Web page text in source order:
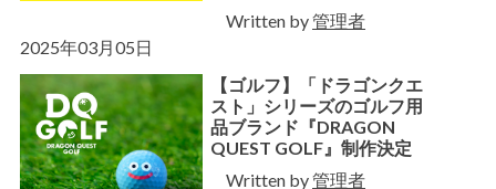
Written by管理者
2025年03月05日
【ゴルフ】「ドラゴンクエ
スト」シリーズのゴルフ用
品ブランド『DRAGON
QUEST GOLF』制作決定
Written by管理者